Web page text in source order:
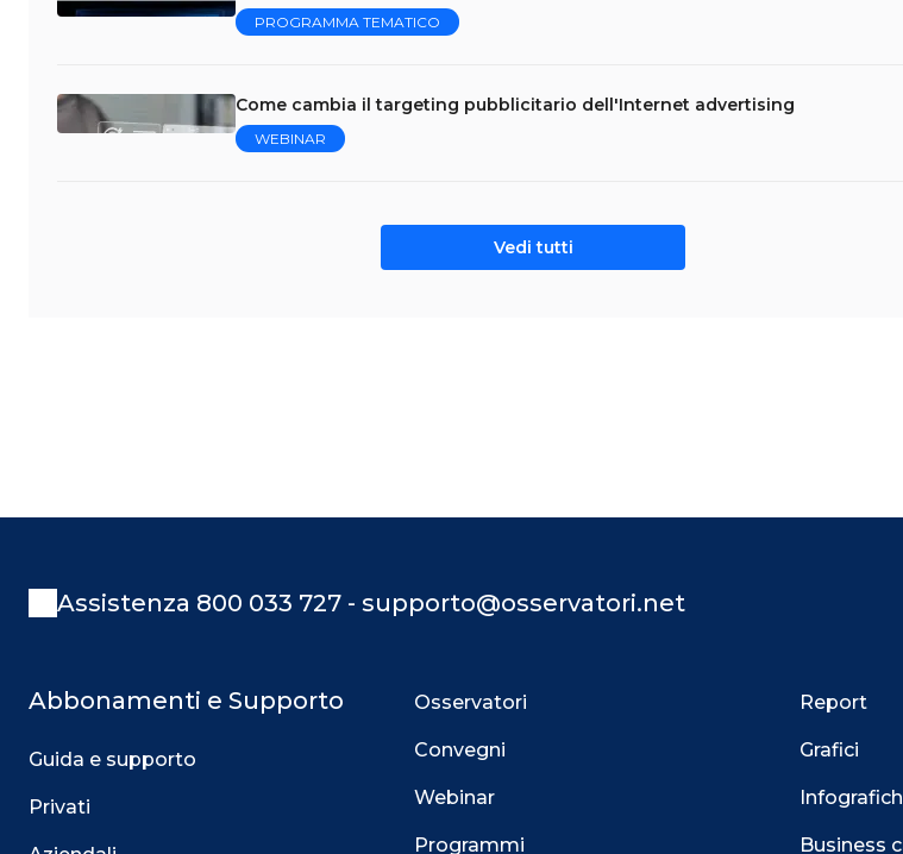
PROGRAMMA TEMATICO
Come cambia il targeting pubblicitario dell'Internet advertising
WEBINAR
Vedi tutti
Assistenza 800 033 727 - supporto@osservatori.net
Abbonamenti e Supporto
Guida e supporto
Privati
Osservatori
Convegni
Webinar
Programmi
Report
Grafici
Business